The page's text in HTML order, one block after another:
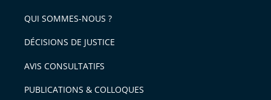
QUI SOMMES-NOUS ?
DÉCISIONS DE JUSTICE
AVIS CONSULTATIFS
PUBLICATIONS & COLLOQUES